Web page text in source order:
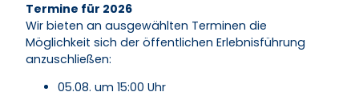
Termine für 2026
Wir bieten an ausgewählten Terminen die
Möglichkeit sich der öffentlichen Erlebnisführung
anzuschließen:
05.08. um 15:00 Uhr